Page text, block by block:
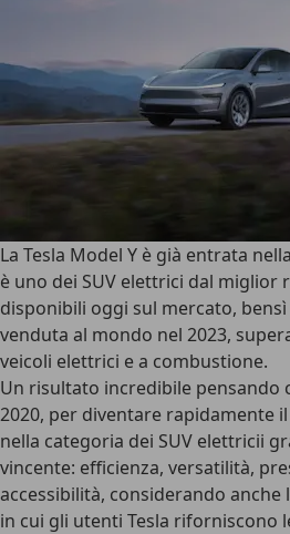
La Tesla Model Y è già entrata
è uno dei SUV elettrici dal
disponibili oggi sul mercato, bensì
venduta al mondo nel 2023,
veicoli elettrici e a combustione.
Un risultato incredibile pensando
2020, per diventare rapidamente il
nella categoria dei SUV elettricii
vincente: efficienza, versatilità,
accessibilità, considerando
in cui gli utenti Tesla riforniscono